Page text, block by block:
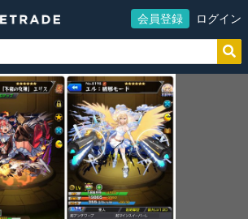
会員登録 ログイン